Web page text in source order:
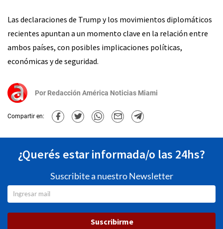
Las declaraciones de Trump y los movimientos diplomáticos
recientes apuntan a un momento clave en la relación entre
ambos países, con posibles implicaciones políticas,
económicas y de seguridad.
Por Redacción América Noticias Miami
Compartir en:
¿Querés estar informada/o las 24hs?
Suscribite a nuestro Newsletter
Suscribirme